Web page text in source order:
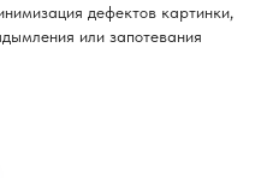
дефектов картинки,
или запотевания